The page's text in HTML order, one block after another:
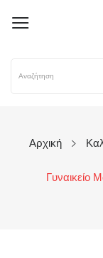
Αρχική